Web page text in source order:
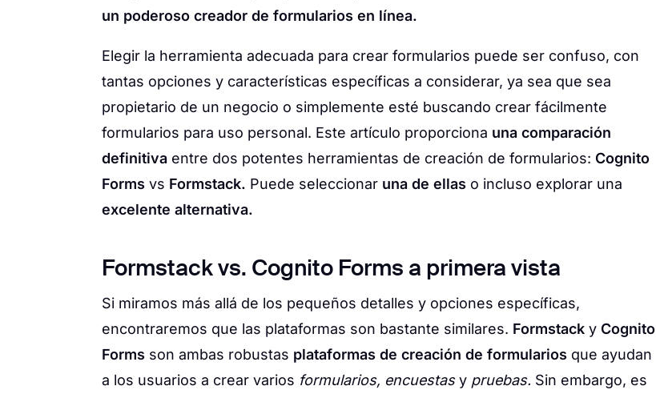
un poderoso creador de formularios en línea.
Elegir la herramienta adecuada para crear formularios puede ser confuso, con
tantas opciones y características específicas a considerar, ya sea que sea
propietario de un negocio o simplemente esté buscando crear fácilmente
formularios para uso personal. Este artículo proporciona una comparación
definitiva entre dos potentes herramientas de creación de formularios: Cognito
Forms vs Formstack. Puede seleccionar una de ellas o incluso explorar una
excelente alternativa.
Formstack vs. Cognito Forms a primera vista
Si miramos más allá de los pequeños detalles y opciones específicas,
encontraremos que las plataformas son bastante similares. Formstack y Cognito
Forms son ambas robustas plataformas de creación de formularios que ayudan
a los usuarios a crear varios formularios, encuestasy pruebas. Sin embargo, es